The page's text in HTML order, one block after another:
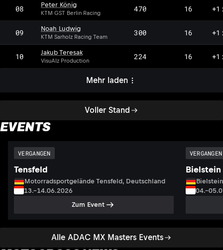
Voller Stand
08 Peter König
KTM GST Berlin Racing 470 16
09 Noah Ludwig
KTM Sarholz Racing Team 300 16
10 Jakub Teresak
VisuAlz Production 224 16
Mehr laden
EVENTS
Alle ADAC MX Masters Events
VERGANGEN
Tensfeld
Motorradsportgelände Tensfeld, Deutschland
13.–14.06.2026
Zum Event
VERGANGEN
Bielstein